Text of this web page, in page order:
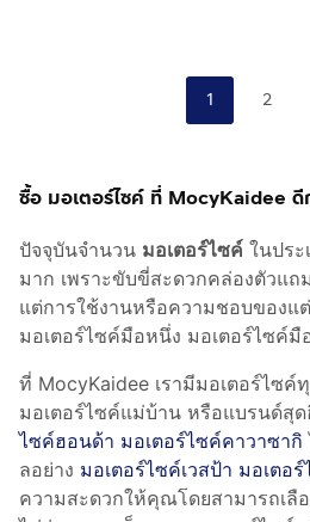
1 2
ซื้อ มอเตอร์ไซค์ ที่ MocyKaidee ดี
ปัจจุบันจำนวน มอเตอร์ไซค์ ในประ
มาก เพราะขับขี่สะดวกคล่องตัวแถ
แต่การใช้งานหรือความชอบของแ
มอเตอร์ไซค์มือหนึ่ง มอเตอร์ไซค์มื
ที่ MocyKaidee เรามีมอเตอร์ไซ
มอเตอร์ไซค์แม่บ้าน หรือแบรนด์สุด
ไซค์ฮอนด้า มอเตอร์ไซค์คาวาซากิ
ลอย่าง มอเตอร์ไซค์เวสป้า มอเตอ
ความสะดวกให้คุณโดยสามารถเลื